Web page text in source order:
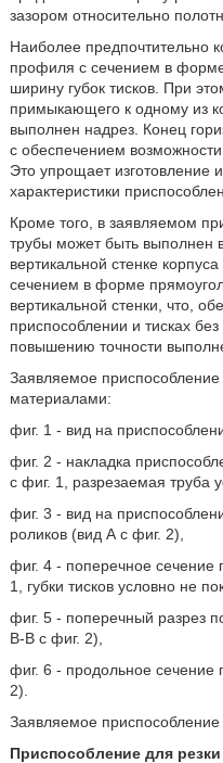
зазором относительно
Наиболее предпочтительно
профиля с сечением в
ширину губок тисков. При
примыкающего к одному из
выполнен надрез. Конец
с обеспечением возможности
Это упрощает изготовление
характеристики
Кроме того, в заявляемом
трубы может быть выполнен
вертикальной стенке
сечением в форме
вертикальной стенки, что,
приспособлении и тисках
повышению точности
Заявляемое
материалами:
фиг. 1 - вид на
фиг. 2 - накладка
с фиг. 1, разрезаемая труба
фиг. 3 - вид на
роликов (вид А с фиг. 2),
фиг. 4 - поперечное сечение
1, губки тисков условно не
фиг. 5 - поперечный разрез
В-В с фиг. 2),
фиг. 6 - продольное сечение
2).
Заявляемое
Приспособление для резки